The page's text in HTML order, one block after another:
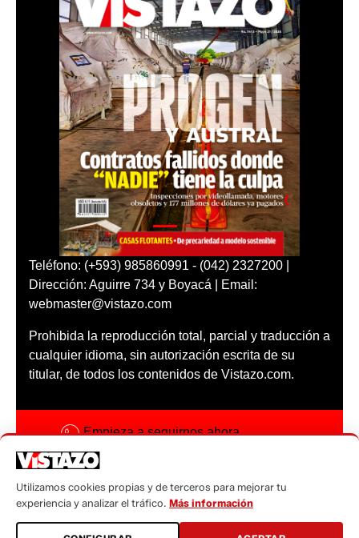
Teléfono: (+593) 985860991 - (042) 2327200 |
Dirección: Aguirre 734 y Boyacá | Email:
webmaster@vistazo.com
Prohibida la reproducción total, parcial y traducción a
cualquier idioma, sin autorización escrita de su
titular, de todos los contenidos de Vistazo.com.
Empieza a seguirnos ahora
Código ética
Sugerencias a:
Utilizamos cookies propias y de terceros para mejorar tu
experiencia y analizar el tráfico. Más información